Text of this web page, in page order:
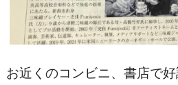
お近くのコンビニ、書店で好